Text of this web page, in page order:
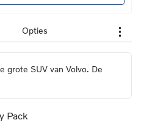
Opties
grote SUV van Volvo. De
Pack